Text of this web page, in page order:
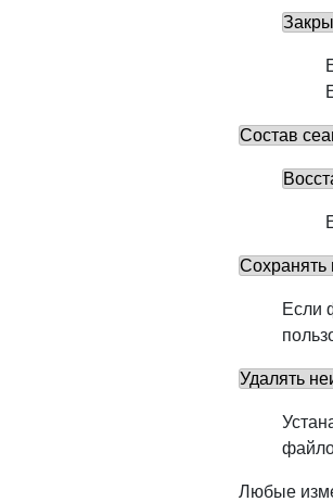
Состав
Если
Удалять
Любые